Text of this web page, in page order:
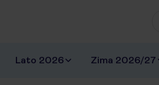
Lato 2026 Zima 2026/27